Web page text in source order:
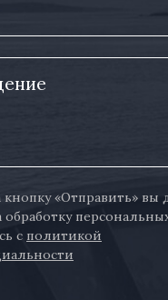
«Отправить» вы
обработку
с политикой